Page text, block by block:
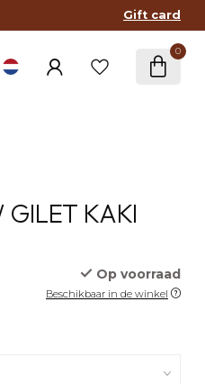
Gift card
0
KAKI
Op voorraad
Beschikbaar in de winkel